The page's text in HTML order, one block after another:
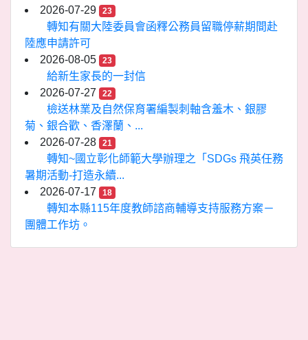
2026-07-29
23
轉知有關大陸委員會函釋公務員留職停薪期間赴
陸應申請許可
2026-08-05
23
給新生家長的一封信
2026-07-27
22
檢送林業及自然保育署編製刺軸含羞木、銀膠
菊、銀合歡、香澤蘭、...
2026-07-28
21
轉知~國立彰化師範大學辦理之「SDGs 飛英任務
暑期活動-打造永續...
2026-07-17
18
轉知本縣115年度教師諮商輔導支持服務方案－
團體工作坊。